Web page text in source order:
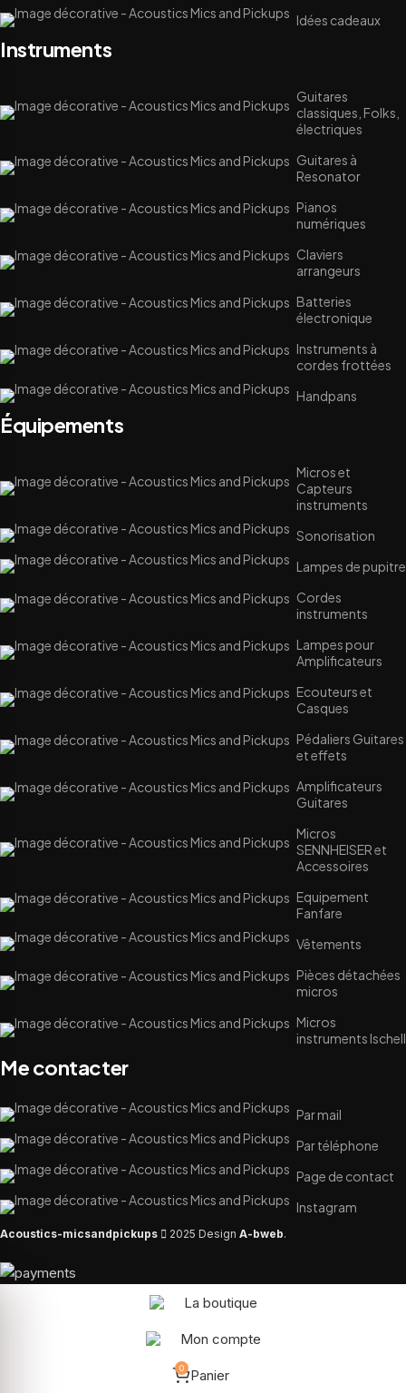
Idées cadeaux
Instruments
Guitares
classiques, Folks,
électriques
Guitares à
Resonator
Pianos
numériques
Claviers
arrangeurs
Batteries
électronique
Instruments à
cordes frottées
Handpans
Équipements
Micros et
Capteurs
instruments
Sonorisation
Lampes de pupitre
Cordes
instruments
Lampes pour
Amplificateurs
Ecouteurs et
Casques
Pédaliers Guitares
et effets
Amplificateurs
Guitares
Micros
SENNHEISER et
Accessoires
Equipement
Fanfare
Vêtements
Pièces détachées
micros
Micros
instruments Ischell
Me contacter
Par mail
Par téléphone
Page de contact
Instagram
Acoustics-micsandpickups 2025 Design A-bweb.
La boutique
Mon compte
0 Panier